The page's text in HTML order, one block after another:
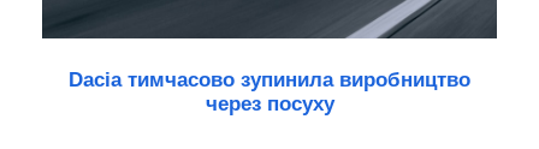
Dacia тимчасово зупинила виробництво
через посуху